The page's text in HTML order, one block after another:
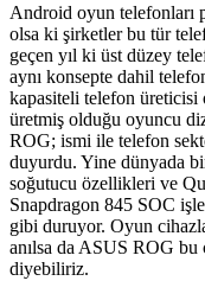
Android oyun telefonları
olsa ki şirketler bu tür
geçen yıl ki üst düzey
aynı konsepte dahil
kapasiteli telefon üreticisi
üretmiş olduğu oyuncu
ROG; ismi ile telefon
duyurdu. Yine dünyada
soğutucu özellikleri ve
Snapdragon 845 SOC
gibi duruyor. Oyun
anılsa da ASUS ROG bu
diyebiliriz.